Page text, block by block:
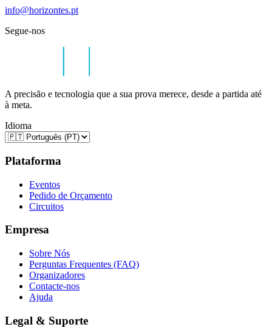
info@horizontes.pt
Segue-nos
A precisão e tecnologia que a sua prova merece, desde a partida até
à meta.
Idioma
Plataforma
Eventos
Pedido de Orçamento
Circuitos
Empresa
Sobre Nós
Perguntas Frequentes (FAQ)
Organizadores
Contacte-nos
Ajuda
Legal & Suporte